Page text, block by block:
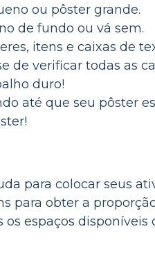
ou pôster grande.
de fundo ou vá sem.
itens e caixas de
de verificar todas as
duro!
até que seu pôster
para colocar seus
para obter a
os espaços